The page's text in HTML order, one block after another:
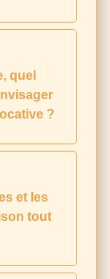
quel
?
et les
tout